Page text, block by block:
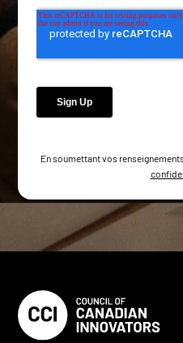
En soumettant vos